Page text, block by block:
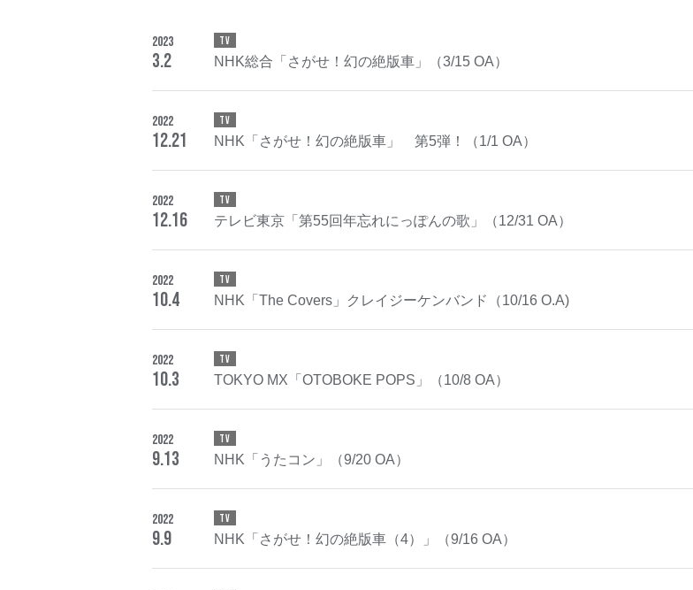
2023
3.2
TV
NHK総合「さがせ！幻の絶版車」（3/15 OA）
2022
12.21
TV
NHK「さがせ！幻の絶版車」 第5弾！（1/1 OA）
2022
12.16
TV
テレビ東京「第55回年忘れにっぽんの歌」（12/31 OA）
2022
10.4
TV
NHK「The Covers」クレイジーケンバンド（10/16 O.A)
2022
10.3
TV
TOKYO MX「OTOBOKE POPS」（10/8 OA）
2022
9.13
TV
NHK「うたコン」（9/20 OA）
2022
9.9
TV
NHK「さがせ！幻の絶版車（4）」（9/16 OA）